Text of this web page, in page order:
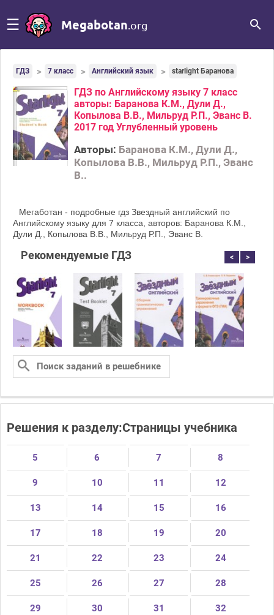
☰ Megabotan .org
ГДЗ 7 класс Английский язык starlight Баранова
ГДЗ по Английскому языку 7 класс
авторы: Баранова К.М., Дули Д.,
Копылова В.В., Мильруд Р.П., Эванс В.
2017 год Углубленный уровень
Авторы: Баранова К.М., Дули Д.,
Копылова В.В., Мильруд Р.П., Эванс
В..
Мегаботан - подробные гдз Звездный английский по
Английскому языку для 7 класса, авторов: Баранова К.М.,
Дули Д., Копылова В.В., Мильруд Р.П., Эванс В.
Рекомендуемые ГДЗ < >
Решения к разделу:Страницы учебника
5 6 7 8
9 10 11 12
13 14 15 16
17 18 19 20
21 22 23 24
25 26 27 28
29 30 31 32